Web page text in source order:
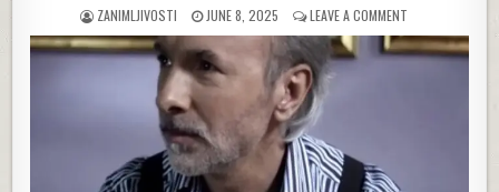
AUTHOR:
ZANIMLJIVOSTI
PUBLISHED
DATE:
JUNE 8, 2025 LEAVE A COMMENT
DINO
MERLIN